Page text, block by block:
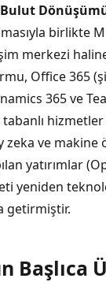
Bulut
birlikte
merkezi
Office 365
365 ve
zeka ve
yatırımlar
yeniden
getirmiştir.
Başlıca